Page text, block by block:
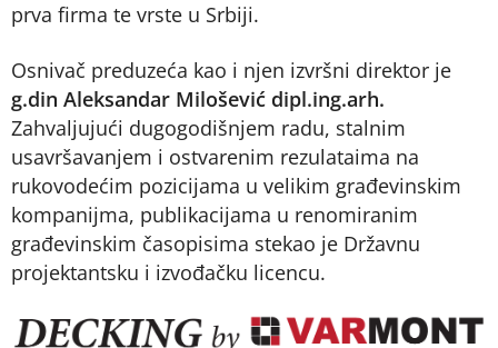
prva firma te vrste u Srbiji.
Osnivač preduzeća kao i njen izvršni direktor je
g.din Aleksandar Milošević dipl.ing.arh.
Zahvaljujući dugogodišnjem radu, stalnim
usavršavanjem i ostvarenim rezulataima na
rukovodećim pozicijama u velikim građevinskim
kompanijma, publikacijama u renomiranim
građevinskim časopisima stekao je Državnu
projektantsku i izvođačku licencu.